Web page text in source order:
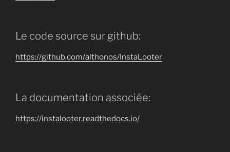
Le code source sur github:
https://github.com/althonos/InstaLooter
La documentation associée:
https://instalooter.readthedocs.io/